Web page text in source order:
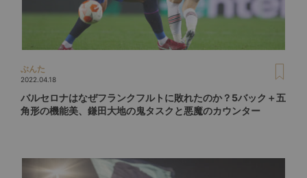
ぶんた
2022.04.18
バルセロナはなぜフランクフルトに敗れたのか？5バック＋五
角形の機能美、鎌田大地の鬼タスクと悪魔のカウンター